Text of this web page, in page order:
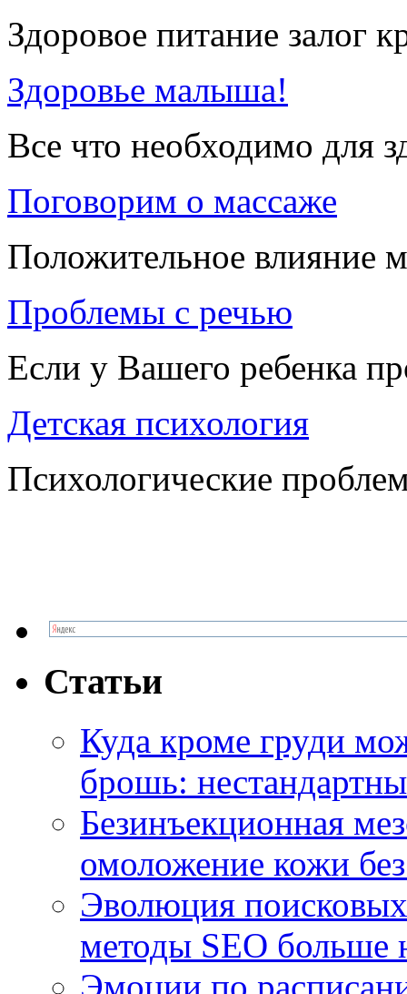
Здоровое питание залог
Здоровье малыша!
Все что необходимо для
Поговорим о массаже
Положительное влияние
Проблемы с речью
Если у Вашего ребенка
Детская психология
Психологические
Статьи
Куда кроме груди
брошь:
Безинъекционная
омоложение кожи
Эволюция
методы SEO больше
Эмоции по